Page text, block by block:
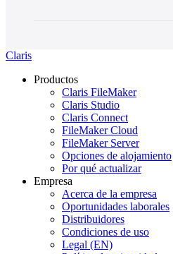
Claris
Productos
Claris FileMaker
Claris Studio
Claris Connect
FileMaker Cloud
FileMaker Server
Opciones de alojamiento
Por qué actualizar
Empresa
Acerca de la empresa
Oportunidades laborales
Distribuidores
Condiciones de uso
Legal (EN)